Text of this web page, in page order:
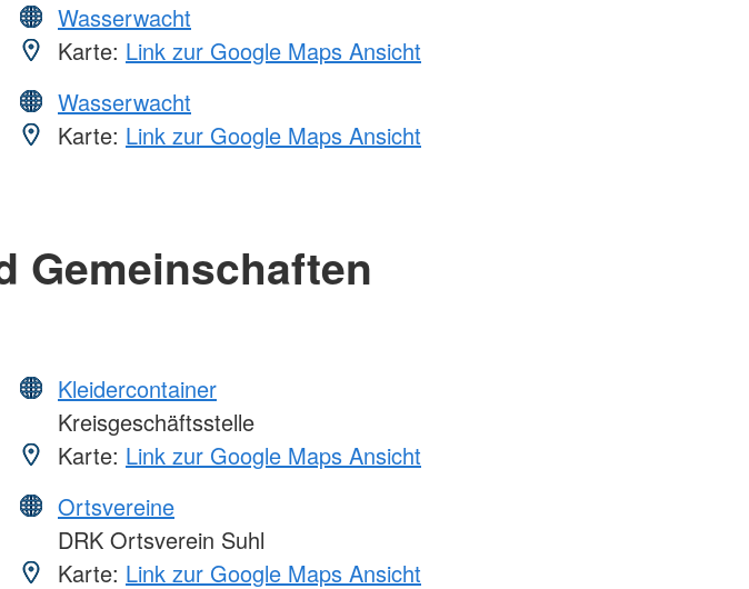
Wasserwacht
Karte: Link zur Google Maps Ansicht
Wasserwacht
Karte: Link zur Google Maps Ansicht
Gemeinschaften
Kleidercontainer
Kreisgeschäftsstelle
Karte: Link zur Google Maps Ansicht
Ortsvereine
DRK Ortsverein Suhl
Karte: Link zur Google Maps Ansicht